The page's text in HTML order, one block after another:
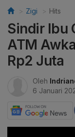
Zigi Hits
Sindir Ibu
ATM
Rp2 Juta
Oleh
6 Januari